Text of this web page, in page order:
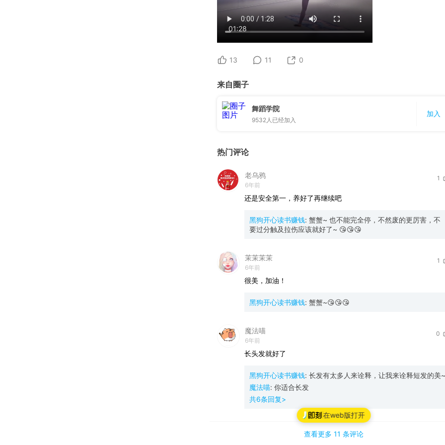
在web版打开
01:28
13 11 0
来自圈子
舞蹈学院
9532 人已经加入
加入
热门评论
老乌鸦
6年前
1
还是安全第一，养好了再继续吧
黑狗开心读书赚钱: 蟹蟹~ 也不能完全停，不然废的更厉害，不
要过分触及拉伤应该就好了~ 😘😘😘
茉茉茉茉
6年前
1
很美，加油！
黑狗开心读书赚钱: 蟹蟹~😘😘😘
魔法喵
6年前
0
长头发就好了
黑狗开心读书赚钱: 长发有太多人来诠释，让我来诠释短发的美~
魔法喵: 你适合长发
共6条回复>
查看更多 11 条评论